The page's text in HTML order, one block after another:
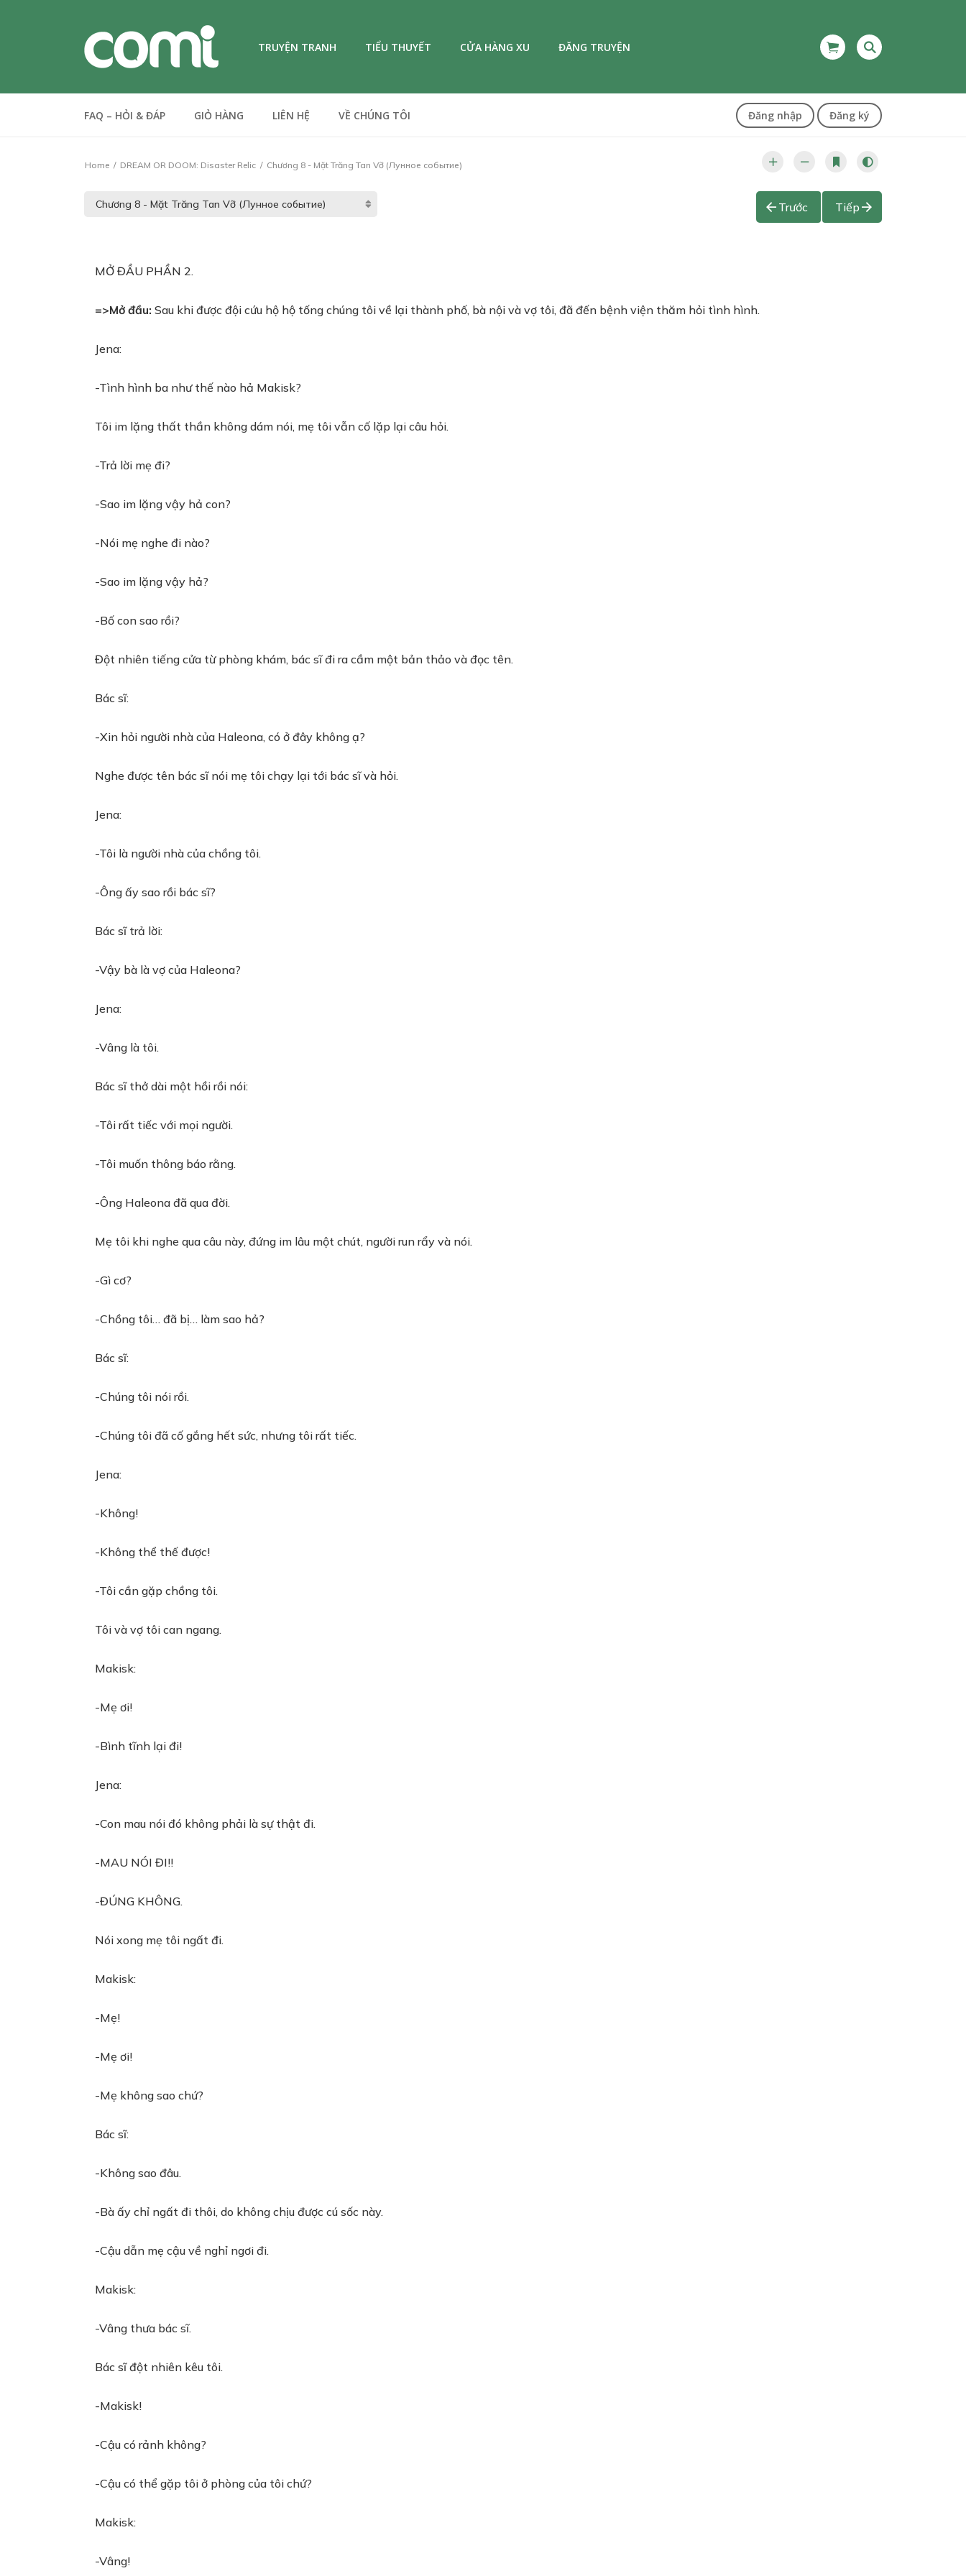
TRUYỆN TRANH TIỂU THUYẾT CỬA HÀNG XU ĐĂNG TRUYỆN
FAQ – HỎI & ĐÁP GIỎ HÀNG LIÊN HỆ VỀ CHÚNG TÔI Đăng nhập Đăng ký
Home DREAM OR DOOM: Disaster Relic Chương 8 - Mặt Trăng Tan Vỡ (Лунное событие)
Trước Tiếp
MỞ ĐẦU PHẦN 2.
=>Mở đầu: Sau khi được đội cứu hộ hộ tống chúng tôi về lại thành phố, bà nội và vợ tôi, đã đến bệnh viện thăm hỏi tình hình.
Jena:
-Tình hình ba như thế nào hả Makisk?
Tôi im lặng thất thần không dám nói, mẹ tôi vẫn cố lặp lại câu hỏi.
-Trả lời mẹ đi?
-Sao im lặng vậy hả con?
-Nói mẹ nghe đi nào?
-Sao im lặng vậy hả?
-Bố con sao rồi?
Đột nhiên tiếng cửa từ phòng khám, bác sĩ đi ra cầm một bản thảo và đọc tên.
Bác sĩ:
-Xin hỏi người nhà của Haleona, có ở đây không ạ?
Nghe được tên bác sĩ nói mẹ tôi chạy lại tới bác sĩ và hỏi.
Jena:
-Tôi là người nhà của chồng tôi.
-Ông ấy sao rồi bác sĩ?
Bác sĩ trả lời:
-Vậy bà là vợ của Haleona?
Jena:
-Vâng là tôi.
Bác sĩ thở dài một hồi rồi nói:
-Tôi rất tiếc với mọi người.
-Tôi muốn thông báo rằng.
-Ông Haleona đã qua đời.
Mẹ tôi khi nghe qua câu này, đứng im lâu một chút, người run rẩy và nói.
-Gì cơ?
-Chồng tôi… đã bị… làm sao hả?
Bác sĩ:
-Chúng tôi nói rồi.
-Chúng tôi đã cố gắng hết sức, nhưng tôi rất tiếc.
Jena:
-Không!
-Không thể thế được!
-Tôi cần gặp chồng tôi.
Tôi và vợ tôi can ngang.
Makisk:
-Mẹ ơi!
-Bình tĩnh lại đi!
Jena:
-Con mau nói đó không phải là sự thật đi.
-MAU NÓI ĐI!!
-ĐÚNG KHÔNG.
Nói xong mẹ tôi ngất đi.
Makisk:
-Mẹ!
-Mẹ ơi!
-Mẹ không sao chứ?
Bác sĩ:
-Không sao đâu.
-Bà ấy chỉ ngất đi thôi, do không chịu được cú sốc này.
-Cậu dẫn mẹ cậu về nghỉ ngơi đi.
Makisk:
-Vâng thưa bác sĩ.
Bác sĩ đột nhiên kêu tôi.
-Makisk!
-Cậu có rảnh không?
-Cậu có thể gặp tôi ở phòng của tôi chứ?
Makisk:
-Vâng!